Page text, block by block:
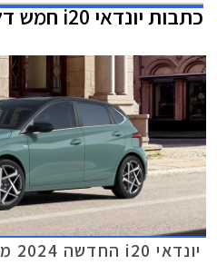
כתבותיונדאי i20 חמש דלתות
יונדאי i20 החדשה 2024 מושקת בישראל